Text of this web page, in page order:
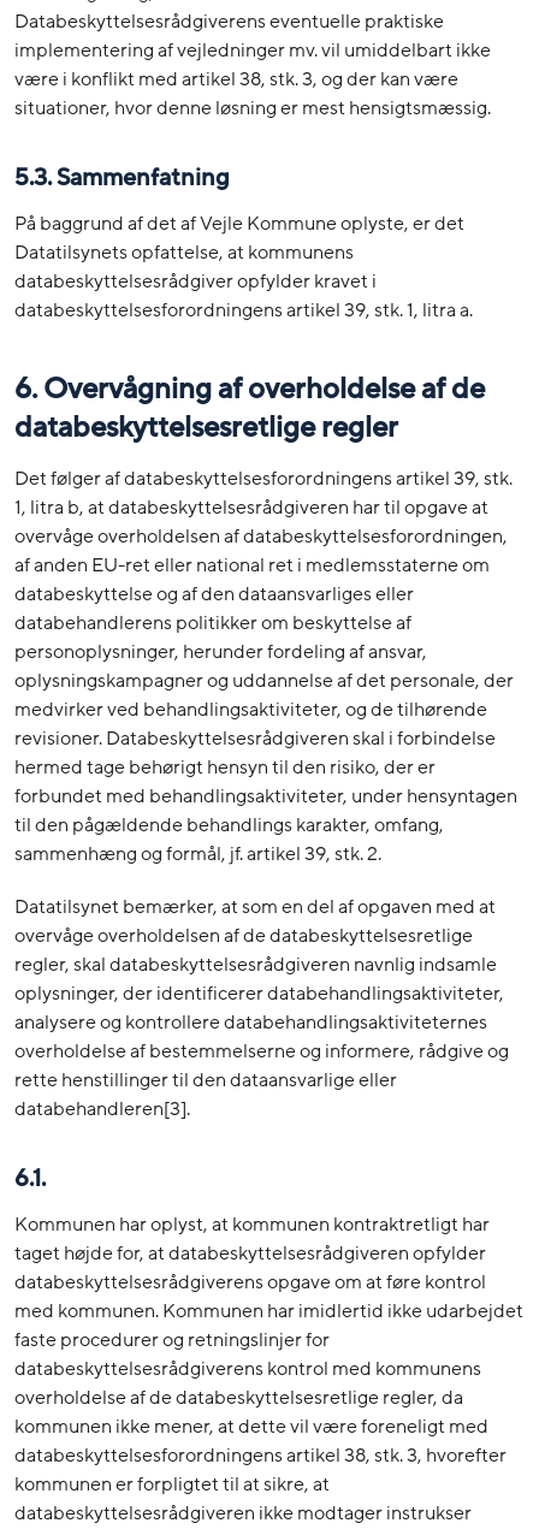
Databeskyttelsesrådgiverens eventuelle praktiske
implementering af vejledninger mv. vil umiddelbart ikke
være i konflikt med artikel 38, stk. 3, og der kan være
situationer, hvor denne løsning er mest hensigtsmæssig.
5.3. Sammenfatning
På baggrund af det af Vejle Kommune oplyste, er det
Datatilsynets opfattelse, at kommunens
databeskyttelsesrådgiver opfylder kravet i
databeskyttelsesforordningens artikel 39, stk. 1, litra a.
6. Overvågning af overholdelse af de
databeskyttelsesretlige regler
Det følger af databeskyttelsesforordningens artikel 39, stk.
1, litra b, at databeskyttelsesrådgiveren har til opgave at
overvåge overholdelsen af databeskyttelsesforordningen,
af anden EU-ret eller national ret i medlemsstaterne om
databeskyttelse og af den dataansvarliges eller
databehandlerens politikker om beskyttelse af
personoplysninger, herunder fordeling af ansvar,
oplysningskampagner og uddannelse af det personale, der
medvirker ved behandlingsaktiviteter, og de tilhørende
revisioner. Databeskyttelsesrådgiveren skal i forbindelse
hermed tage behørigt hensyn til den risiko, der er
forbundet med behandlingsaktiviteter, under hensyntagen
til den pågældende behandlings karakter, omfang,
sammenhæng og formål, jf. artikel 39, stk. 2.
Datatilsynet bemærker, at som en del af opgaven med at
overvåge overholdelsen af de databeskyttelsesretlige
regler, skal databeskyttelsesrådgiveren navnlig indsamle
oplysninger, der identificerer databehandlingsaktiviteter,
analysere og kontrollere databehandlingsaktiviteternes
overholdelse af bestemmelserne og informere, rådgive og
rette henstillinger til den dataansvarlige eller
databehandleren[3].
6.1.
Kommunen har oplyst, at kommunen kontraktretligt har
taget højde for, at databeskyttelsesrådgiveren opfylder
databeskyttelsesrådgiverens opgave om at føre kontrol
med kommunen. Kommunen har imidlertid ikke udarbejdet
faste procedurer og retningslinjer for
databeskyttelsesrådgiverens kontrol med kommunens
overholdelse af de databeskyttelsesretlige regler, da
kommunen ikke mener, at dette vil være foreneligt med
databeskyttelsesforordningens artikel 38, stk. 3, hvorefter
kommunen er forpligtet til at sikre, at
databeskyttelsesrådgiveren ikke modtager instrukser